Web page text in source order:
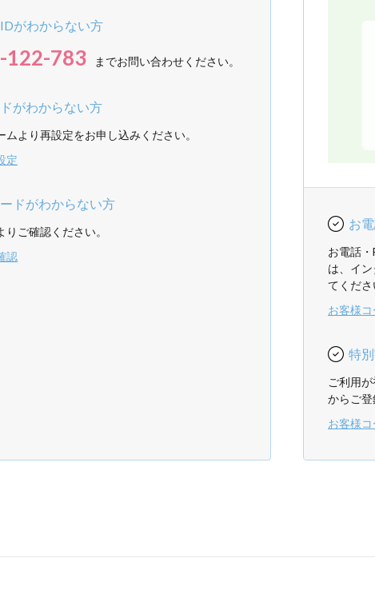
がわからない方
122-783 までお問い合わせください。
がわからない方
ムより再設定をお申し込みください。
定
ドがわからない方
ご確認ください。
認
お
お電話
は、イ
てくださ
お客様
特
ご利用
からご登
お客様